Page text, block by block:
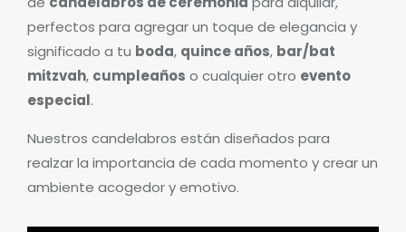
perfectos para agregar un toque de elegancia y
significado a tu boda, quince años, bar/bat
mitzvah, cumpleaños o cualquier otro evento
especial.
Nuestros candelabros están diseñados para
realzar la importancia de cada momento y crear un
ambiente acogedor y emotivo.